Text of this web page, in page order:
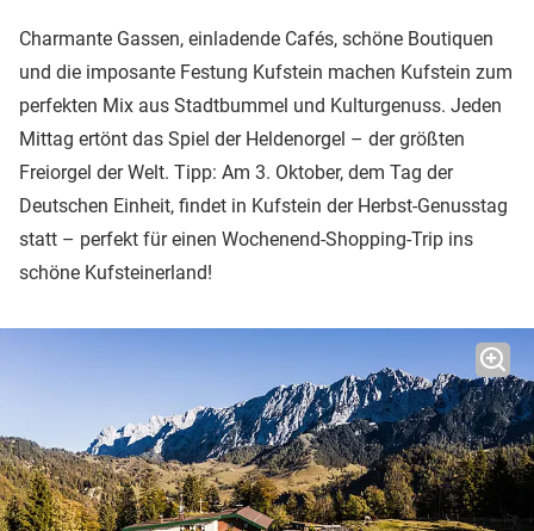
Charmante Gassen, einladende Cafés, schöne Boutiquen
und die imposante Festung Kufstein machen Kufstein zum
perfekten Mix aus Stadtbummel und Kulturgenuss. Jeden
Mittag ertönt das Spiel der Heldenorgel – der größten
Freiorgel der Welt. Tipp: Am 3. Oktober, dem Tag der
Deutschen Einheit, findet in Kufstein der Herbst-Genusstag
statt – perfekt für einen Wochenend-Shopping-Trip ins
schöne Kufsteinerland!